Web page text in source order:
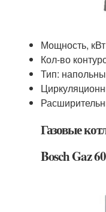
Мощность,
Кол-во
Тип:
Газовые
Bosch Gaz